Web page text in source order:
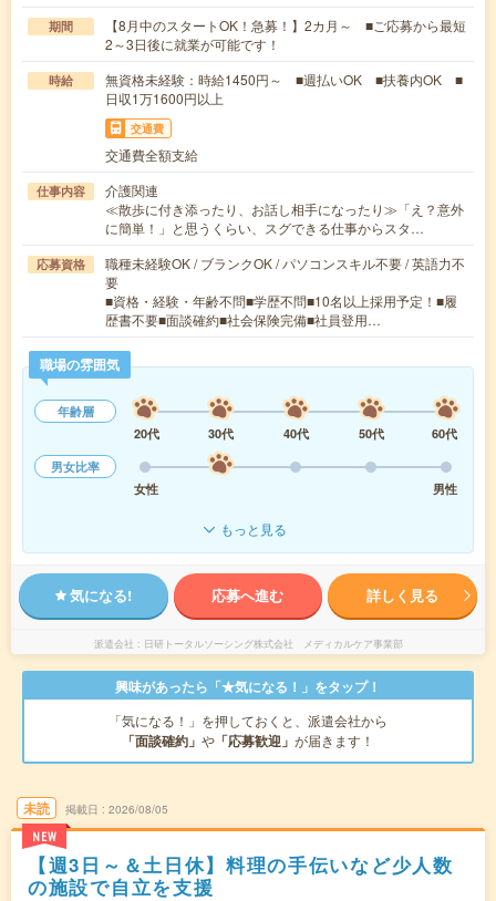
期間
【8月中のスタートOK！急募！】2カ月～ ■ご応募から最短
2～3日後に就業が可能です！
時給
無資格未経験：時給1450円～ ■週払いOK ■扶養内OK ■
日収1万1600円以上
交通費
交通費全額支給
仕事内容
介護関連
≪散歩に付き添ったり、お話し相手になったり≫「え？意外
に簡単！」と思うくらい、スグできる仕事からスタ…
応募資格
職種未経験OK / ブランクOK / パソコンスキル不要 / 英語力不
要
■資格・経験・年齢不問■学歴不問■10名以上採用予定！■履
歴書不要■面談確約■社会保険完備■社員登用…
職場の雰囲気
年齢層
20代
30代 40代 50代
60代
男女比率
女性
男性
もっと見る
気になる! 応募へ進む 詳しく見る
派遣会社 日研トータルソーシング株式会社 メディカルケア事業部
興味があったら「★気になる！」をタップ！
「気になる！」を押しておくと、派遣会社から
「面談確約」 や 「応募歓迎」 が届きます！
未読
NEW
掲載日 2026/08/05
【週3日～＆土日休】料理の手伝いなど少人数
の施設で自立を支援